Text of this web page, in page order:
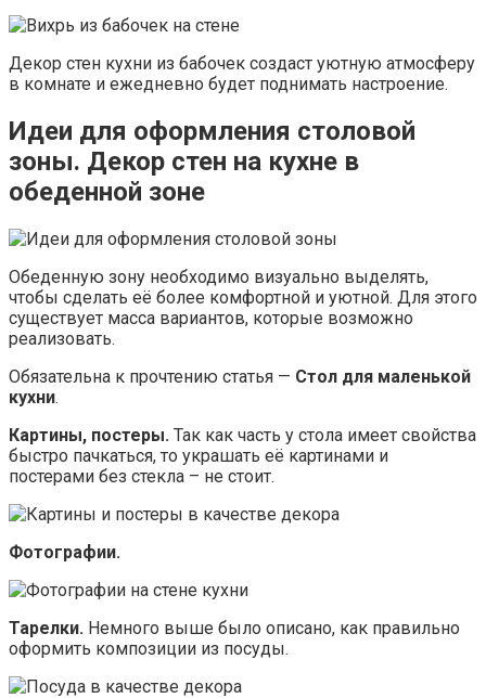
Декор стен кухни из бабочек создаст уютную атмосферу
в комнате и ежедневно будет поднимать настроение.
Идеи для оформления столовой
зоны. Декор стен на кухне в
обеденной зоне
Обеденную зону необходимо визуально выделять,
чтобы сделать её более комфортной и уютной. Для этого
существует масса вариантов, которые возможно
реализовать.
Обязательна к прочтению статья — Стол для маленькой
кухни.
Картины, постеры. Так как часть у стола имеет свойства
быстро пачкаться, то украшать её картинами и
постерами без стекла – не стоит.
Фотографии.
Тарелки. Немного выше было описано, как правильно
оформить композиции из посуды.